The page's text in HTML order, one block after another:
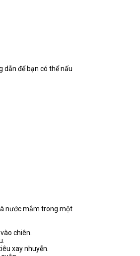
dẫn để bạn có thể nấu
nước mắm trong một
chiên.
xay nhuyễn.